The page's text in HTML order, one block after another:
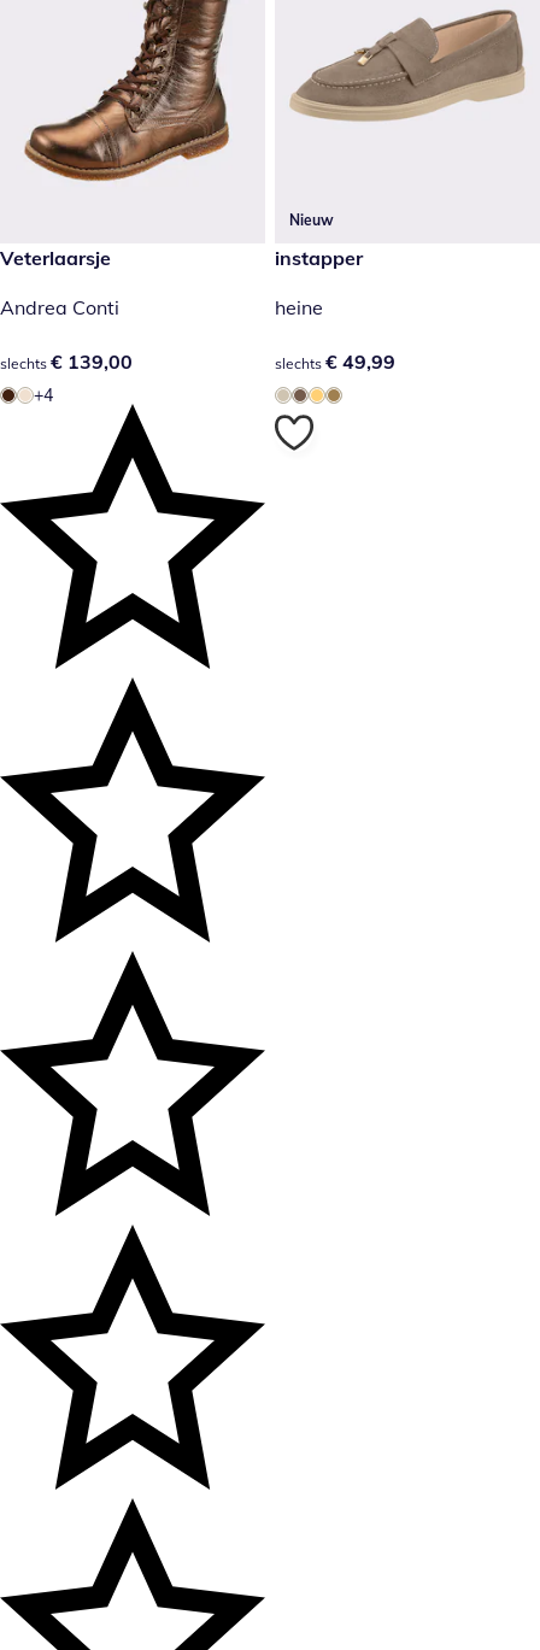
€ 139,00
Veterlaarsje
Andrea Conti
€ 139,00
slechts € 139,00
+4
Nieuw
€ 49,99
instapper
heine
€ 49,99
slechts € 49,99